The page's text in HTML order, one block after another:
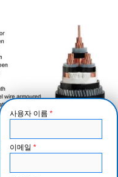
사용자 이름 *
이메일 *